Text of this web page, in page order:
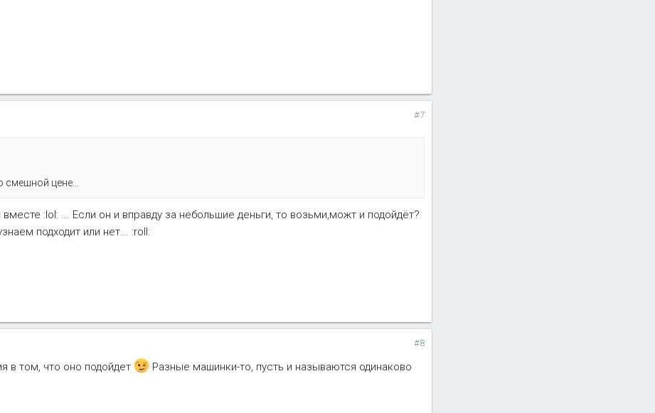
#7
цене...
:lol: ... Если он и вправду за небольшие деньги, то возьми,можт и подойдёт?
подходит или нет... :roll:
#8
в том, что оно подойдет Разные машинки-то, пусть и называются одинаково